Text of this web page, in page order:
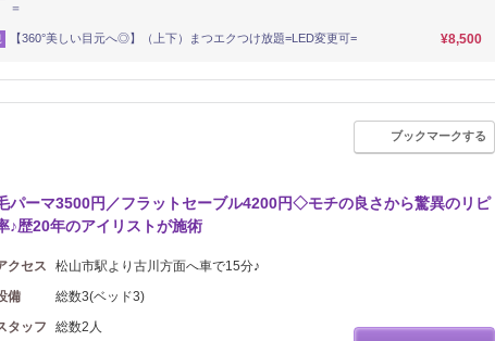
＝
【360°美しい目元へ◎】（上下）まつエクつけ放題=LED変更可= ¥8,500
ブックマークする
パーマ3500円／フラットセーブル4200円◇モチの良さから驚異のリピ
♪歴20年のアイリストが施術
クセス
松山市駅より古川方面へ車で15分♪
備
総数3(ベッド3)
タッフ
総数2人